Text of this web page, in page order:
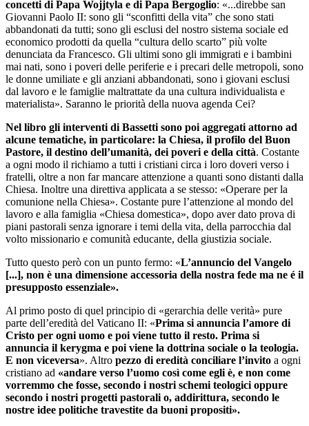
concetti di Papa Wojjtyla e di Papa Bergoglio: «...direbbe san
Giovanni Paolo II: sono gli “sconfitti della vita” che sono stati
abbandonati da tutti; sono gli esclusi del nostro sistema sociale ed
economico prodotti da quella “cultura dello scarto” più volte
denunciata da Francesco. Gli ultimi sono gli immigrati e i bambini
mai nati, sono i poveri delle periferie e i precari delle metropoli, sono
le donne umiliate e gli anziani abbandonati, sono i giovani esclusi
dal lavoro e le famiglie maltrattate da una cultura individualista e
materialista». Saranno le priorità della nuova agenda Cei?
Nel libro gli interventi di Bassetti sono poi aggregati attorno ad
alcune tematiche, in particolare: la Chiesa, il profilo del Buon
Pastore, il destino dell’umanità, dei poveri e della città. Costante
a ogni modo il richiamo a tutti i cristiani circa i loro doveri verso i
fratelli, oltre a non far mancare attenzione a quanti sono distanti dalla
Chiesa. Inoltre una direttiva applicata a se stesso: «Operare per la
comunione nella Chiesa». Costante pure l’attenzione al mondo del
lavoro e alla famiglia «Chiesa domestica», dopo aver dato prova di
piani pastorali senza ignorare i temi della vita, della parrocchia dal
volto missionario e comunità educante, della giustizia sociale.
Tutto questo però con un punto fermo: «L’annuncio del Vangelo
[...], non è una dimensione accessoria della nostra fede ma ne é il
presupposto essenziale».
Al primo posto di quel principio di «gerarchia delle verità» pure
parte dell’eredità del Vaticano II: «Prima si annuncia l’amore di
Cristo per ogni uomo e poi viene tutto il resto. Prima si
annuncia il kerygma e poi viene la dottrina sociale o la teologia.
E non viceversa». Altro pezzo di eredità conciliare l’invito a ogni
cristiano ad «andare verso l’uomo così come egli è, e non come
vorremmo che fosse, secondo i nostri schemi teologici oppure
secondo i nostri progetti pastorali o, addirittura, secondo le
nostre idee politiche travestite da buoni propositi».